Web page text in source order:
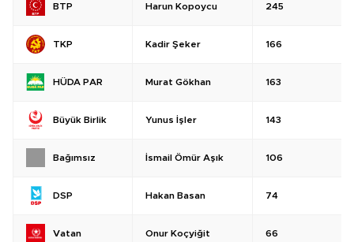
BTP Harun Kopoycu 245
TKP Kadir Şeker 166
HÜDA PAR Murat Gökhan 163
Büyük Birlik Yunus İşler 143
Bağımsız İsmail Ömür Aşık 106
DSP Hakan Basan 74
Vatan Onur Koçyiğit 66